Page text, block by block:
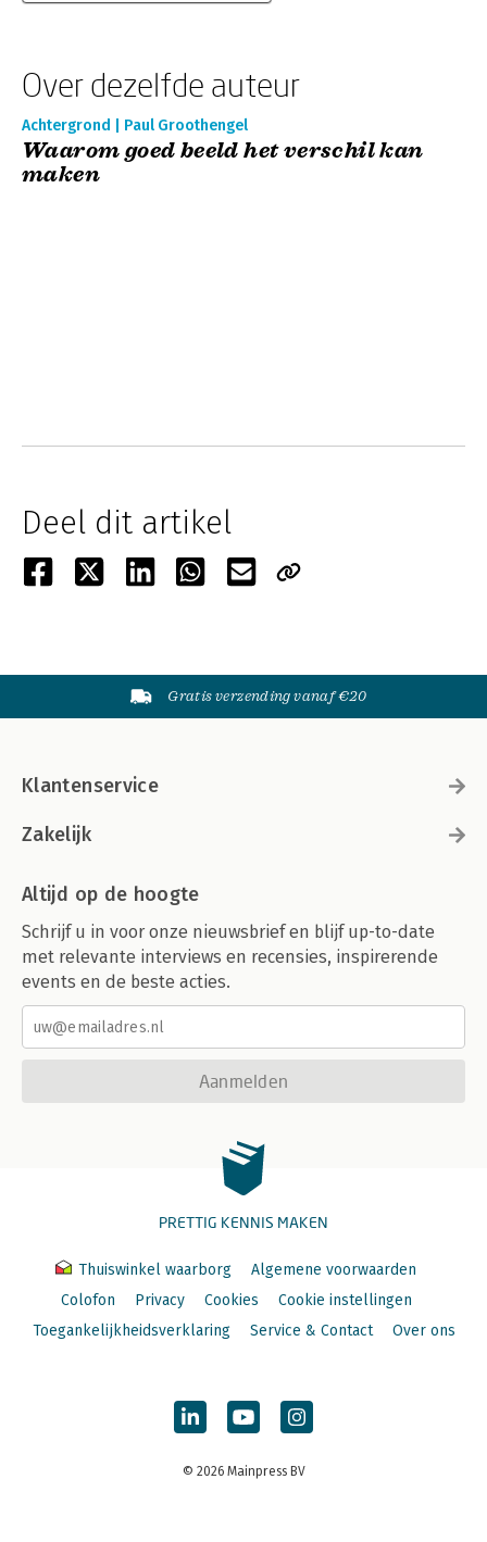
Over dezelfde auteur
Achtergrond | Paul Groothengel
Waarom goed beeld het verschil kan
maken
Deel dit artikel
Gratis verzending vanaf €20
Klantenservice
Zakelijk
Altijd op de hoogte
Schrijf u in voor onze nieuwsbrief en blijf up-to-date
met relevante interviews en recensies, inspirerende
events en de beste acties.
Aanmelden
PRETTIG KENNIS MAKEN
Thuiswinkel waarborg
Algemene voorwaarden
Colofon
Privacy Cookies
Cookie instellingen
Toegankelijkheidsverklaring
Service & Contact Over ons
© 2026 Mainpress BV